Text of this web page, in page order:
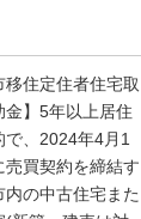
移住定住者住宅取
金】5年以上居住
で、2024年4月1
売買契約を締結す
内の中古住宅また